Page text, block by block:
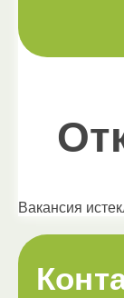
Вакансия